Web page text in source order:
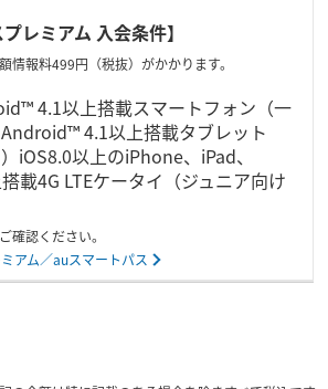
レミアム 入会条件】
情報料499円（税抜）がかかります。
4.1以上搭載スマートフォン（一
4.1以上搭載タブレット
iOS8.0以上のiPhone、iPad、
載4G LTEケータイ（ジュニア向け
確認ください。
アム／auスマートパス